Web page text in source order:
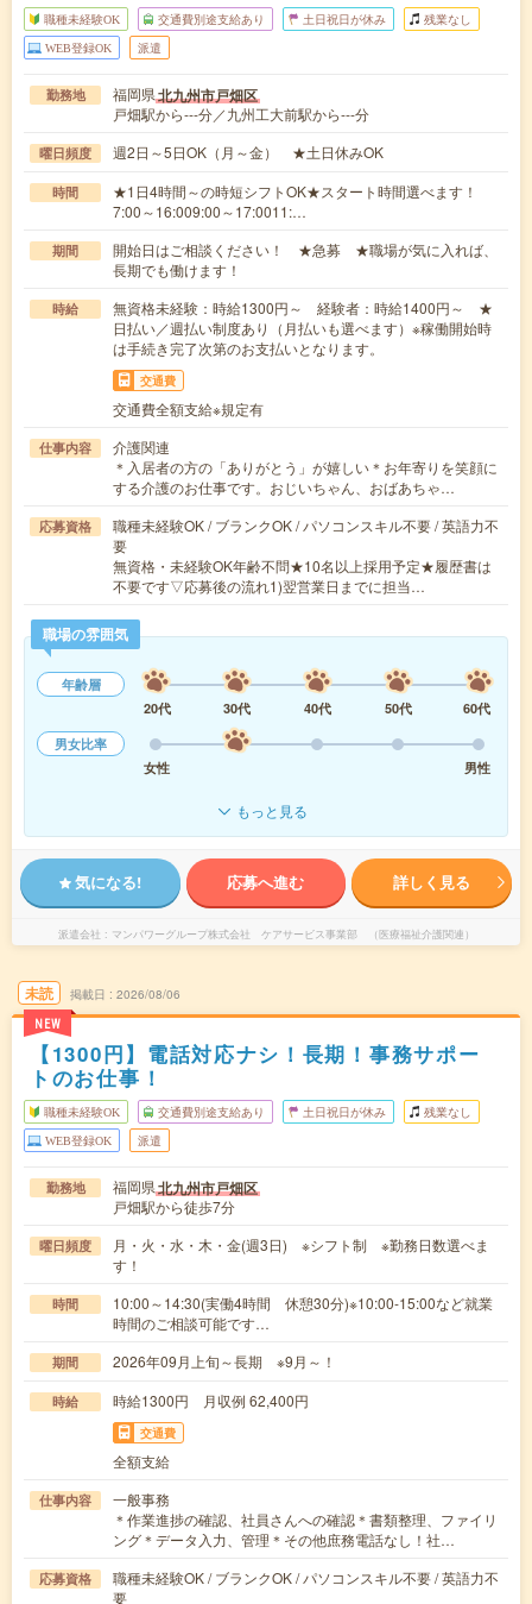
職種未経験OK 交通費別途支給あり 土日祝日が休み 残業なし
WEB登録OK 派遣
勤務地 福岡県北九州市戸畑区
戸畑駅から---分／九州工大前駅から---分
曜日頻度 週2日～5日OK（月～金） ★土日休みOK
時間
★1日4時間～の時短シフトOK★スタート時間選べます！
7:00～16:009:00～17:0011:…
期間
開始日はご相談ください！ ★急募 ★職場が気に入れば、
長期でも働けます！
時給
無資格未経験：時給1300円～ 経験者：時給1400円～ ★
日払い／週払い制度あり（月払いも選べます）※稼働開始時
は手続き完了次第のお支払いとなります。
交通費
交通費全額支給※規定有
仕事内容
介護関連
＊入居者の方の「ありがとう」が嬉しい＊お年寄りを笑顔に
する介護のお仕事です。おじいちゃん、おばあちゃ…
応募資格
職種未経験OK / ブランクOK / パソコンスキル不要 / 英語力不
要
無資格・未経験OK年齢不問★10名以上採用予定★履歴書は
不要です▽応募後の流れ1)翌営業日までに担当…
職場の雰囲気
年齢層
20代
30代 40代 50代
60代
男女比率
女性
男性
もっと見る
気になる! 応募へ進む 詳しく見る
派遣会社 マンパワーグループ株式会社 ケアサービス事業部 （医療福祉介護関連）
未読
NEW
掲載日 2026/08/06
【1300円】電話対応ナシ！長期！事務サポー
トのお仕事！
職種未経験OK 交通費別途支給あり 土日祝日が休み 残業なし
WEB登録OK 派遣
勤務地 福岡県北九州市戸畑区
戸畑駅から徒歩7分
曜日頻度
月・火・水・木・金(週3日) ※シフト制 ※勤務日数選べま
す！
時間
10:00～14:30(実働4時間 休憩30分)※10:00-15:00など就業
時間のご相談可能です…
期間 2026年09月上旬～長期 ※9月～！
時給 時給1300円 月収例 62,400円
交通費
全額支給
仕事内容
一般事務
＊作業進捗の確認、社員さんへの確認＊書類整理、ファイリ
ング＊データ入力、管理＊その他庶務電話なし！社…
応募資格
職種未経験OK / ブランクOK / パソコンスキル不要 / 英語力不
要